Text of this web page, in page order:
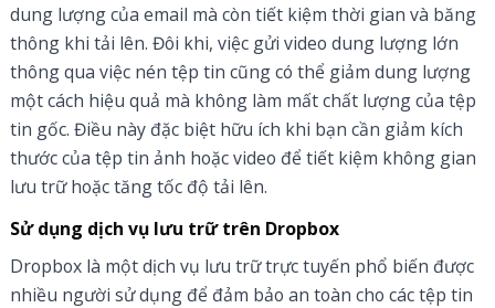
dung lượng của email mà còn tiết kiệm thời gian và băng
thông khi tải lên. Đôi khi, việc gửi video dung lượng lớn
thông qua việc nén tệp tin cũng có thể giảm dung lượng
một cách hiệu quả mà không làm mất chất lượng của tệp
tin gốc. Điều này đặc biệt hữu ích khi bạn cần giảm kích
thước của tệp tin ảnh hoặc video để tiết kiệm không gian
lưu trữ hoặc tăng tốc độ tải lên.
Sử dụng dịch vụ lưu trữ trên Dropbox
Dropbox là một dịch vụ lưu trữ trực tuyến phổ biến được
nhiều người sử dụng để đảm bảo an toàn cho các tệp tin